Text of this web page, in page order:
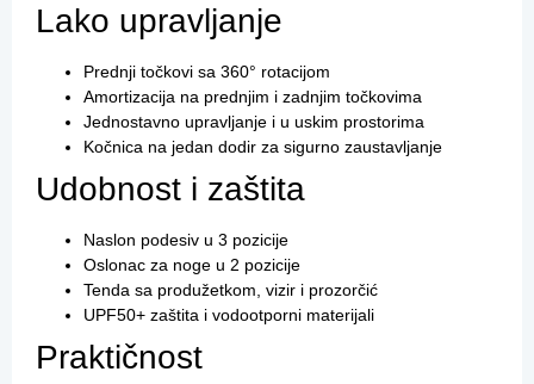
Lako upravljanje
Prednji točkovi sa 360° rotacijom
Amortizacija na prednjim i zadnjim točkovima
Jednostavno upravljanje i u uskim prostorima
Kočnica na jedan dodir za sigurno zaustavljanje
Udobnost i zaštita
Naslon podesiv u 3 pozicije
Oslonac za noge u 2 pozicije
Tenda sa produžetkom, vizir i prozorčić
UPF50+ zaštita i vodootporni materijali
Praktičnost